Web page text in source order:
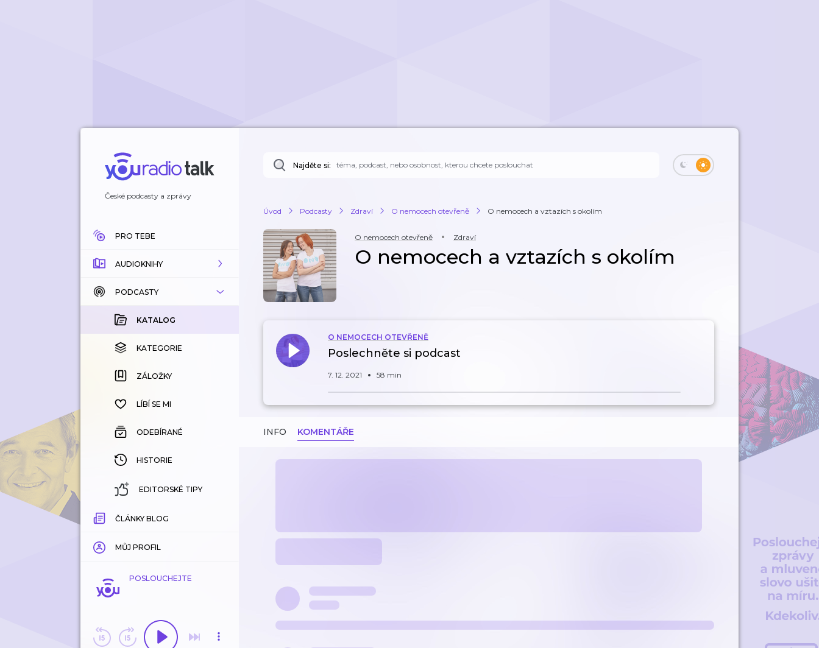
České podcasty a zprávy
PRO TEBE
AUDIOKNIHY
KATALOG
KOUPENÉ
KATEGORIE
ZÁLOŽKY
HISTORIE
PODCASTY
KATALOG
KATEGORIE
ZÁLOŽKY
LÍBÍ SE MI
ODEBÍRANÉ
HISTORIE
EDITORSKÉ TIPY
ČLÁNKY BLOG
MŮJ PROFIL
POSLOUCHEJTE
Najděte si:
Úvod Podcasty Zdraví O nemocech otevřeně O nemocech a vztazích s okolím
O nemocech otevřeně Zdraví
O nemocech a vztazích s okolím
O NEMOCECH OTEVŘENĚ
Poslechněte si podcast
7. 12. 2021 58 min
INFO KOMENTÁŘE